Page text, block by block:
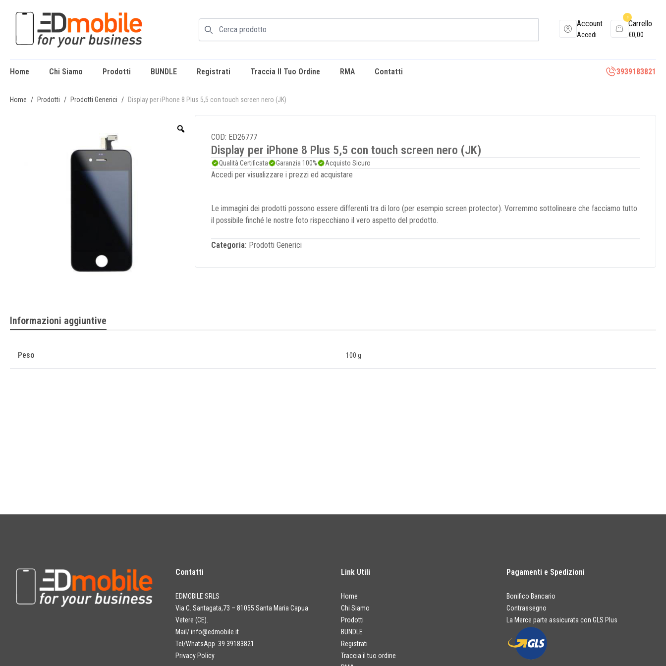
Account
Accedi
Carrello
€0,00
0
Home Chi Siamo Prodotti BUNDLE Registrati Traccia Il Tuo Ordine RMA Contatti
3939183821
Home / Prodotti / Prodotti Generici / Display per iPhone 8 Plus 5,5 con touch screen nero (JK)
COD: ED26777
Display per iPhone 8 Plus 5,5 con touch screen nero (JK)
Qualità Certificata Garanzia 100% Acquisto Sicuro
Accedi per visualizzare i prezzi ed acquistare
Le immagini dei prodotti possono essere differenti tra di loro (per esempio screen protector). Vorremmo sottolineare che facciamo tutto
il possibile finché le nostre foto rispecchiano il vero aspetto del prodotto.
Categoria: Prodotti Generici
Informazioni aggiuntive
Peso 100 g
Contatti
EDMOBILE SRLS
Via C. Santagata,73 – 81055 Santa Maria Capua
Vetere (CE).
Mail/info@edmobile.it
Tel/WhatsApp 39 39183821
Privacy Policy
Link Utili
Home
Chi Siamo
Prodotti
BUNDLE
Registrati
Traccia il tuo ordine
Pagamenti e Spedizioni
Bonifico Bancario
Contrassegno
La Merce parte assicurata con GLS Plus